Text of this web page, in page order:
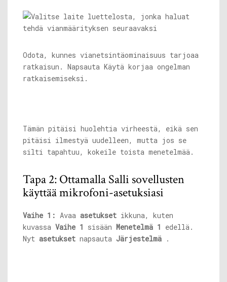
Odota, kunnes vianetsintäominaisuus tarjoaa
ratkaisun. Napsauta Käytä korjaa ongelman
ratkaisemiseksi.
Tämän pitäisi huolehtia virheestä, eikä sen
pitäisi ilmestyä uudelleen, mutta jos se
silti tapahtuu, kokeile toista menetelmää.
Tapa 2: Ottamalla Salli sovellusten
käyttää mikrofoni-asetuksiasi
Vaihe 1: Avaa asetukset ikkuna, kuten
kuvassa Vaihe 1 sisään Menetelmä 1 edellä.
Nyt asetukset napsauta Järjestelmä .